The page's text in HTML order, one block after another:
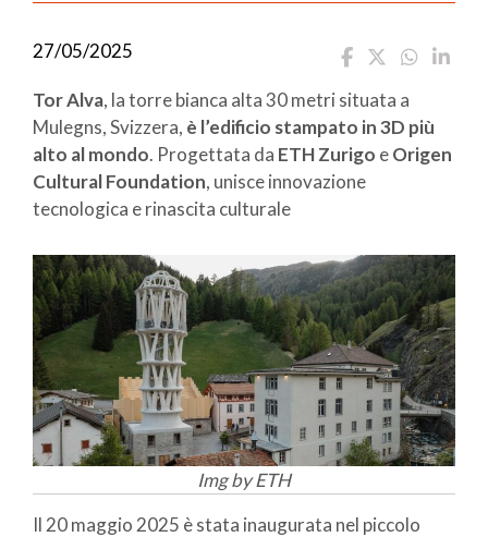
27/05/2025
Tor Alva, la torre bianca alta 30 metri situata a
Mulegns, Svizzera, è l’edificio stampato in 3D più
alto al mondo. Progettata da ETH Zurigo eOrigen
Cultural Foundation, unisce innovazione
tecnologica e rinascita culturale
Img by ETH
Il 20 maggio 2025 è stata inaugurata nel piccolo